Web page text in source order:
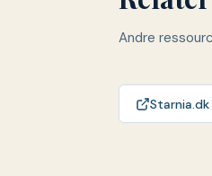
Andre
Starnia.dk